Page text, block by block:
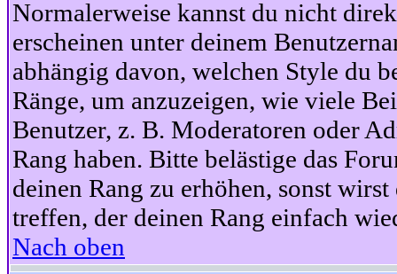
Normalerweise kannst du nicht
erscheinen unter deinem
abhängig davon, welchen Style du
Ränge, um anzuzeigen, wie viele
Benutzer, z. B. Moderatoren oder
Rang haben. Bitte belästige das
deinen Rang zu erhöhen, sonst
treffen, der deinen Rang einfach
Nach oben